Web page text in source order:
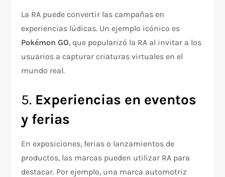
La RA puede convertir las campañas en
experiencias lúdicas. Un ejemplo icónico es
Pokémon GO, que popularizó la RA al invitar a los
usuarios a capturar criaturas virtuales en el
mundo real.
5. Experiencias en eventos
y ferias
En exposiciones, ferias o lanzamientos de
productos, las marcas pueden utilizar RA para
destacar. Por ejemplo, una marca automotriz